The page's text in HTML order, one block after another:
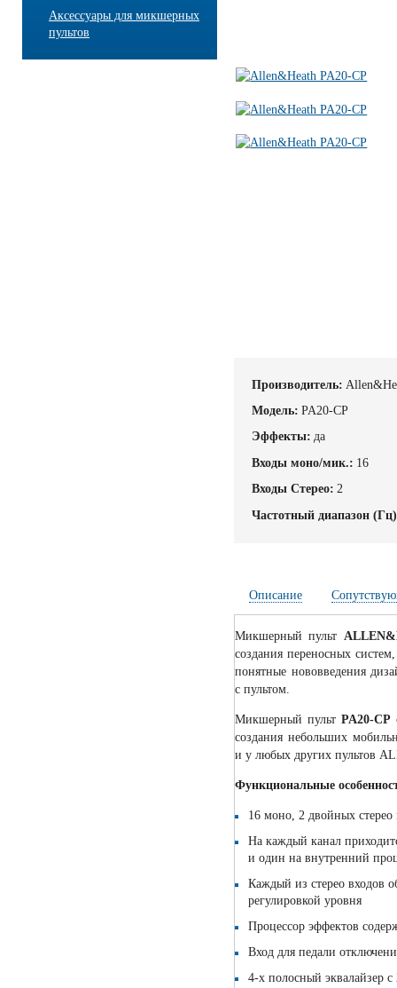
Аксессуары для микшерных
пультов
Производитель:
Модель: PA20-CP
Эффекты: да
Входы моно/мик.: 16
Входы Стерео: 2
Частотный диапазон
Описание
Микшерный пульт
создания переносных
понятные нововведения
с пультом.
Микшерный пульт PA20-CP
создания небольших
и у любых других пультов
Функциональные
16 моно, 2 двойных стерео
На каждый канал
и один на внутренний
Каждый из стерео входов
регулировкой уровня
Процессор эффектов
Вход для педали
4-х полосный эквалайзер с